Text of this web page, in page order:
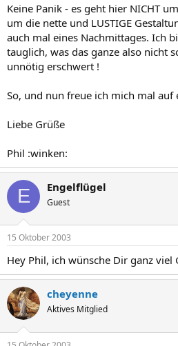
Keine Panik - es geht hier NICHT
um die nette und LUSTIGE
auch mal eines Nachmittages. Ich
tauglich, was das ganze also nicht
unnötig erschwert !
So, und nun freue ich mich mal auf
Liebe Grüße
Phil :winken:
E Engelflügel
Guest
15 Oktober 2003
Hey Phil, ich wünsche Dir ganz viel
cheyenne
Aktives Mitglied